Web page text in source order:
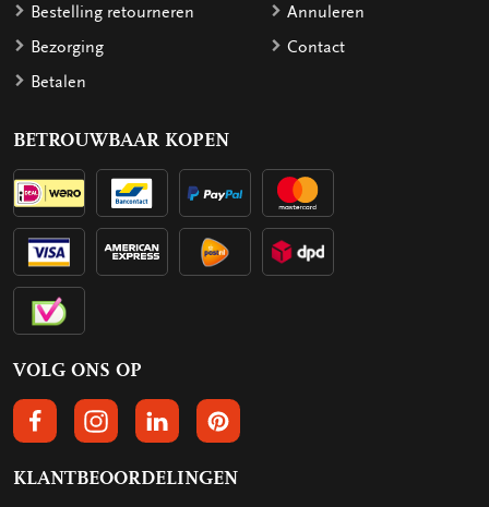
Bestelling retourneren
Bezorging
Betalen
Annuleren
Contact
BETROUWBAAR KOPEN
VOLG ONS OP
VOLGS ONS OP FACEBOOK
VOLG ONS OP INSTAGRAM
VOLG ONS OP LINKEDIN
VOLG ONS OP PINTEREST
KLANTBEOORDELINGEN